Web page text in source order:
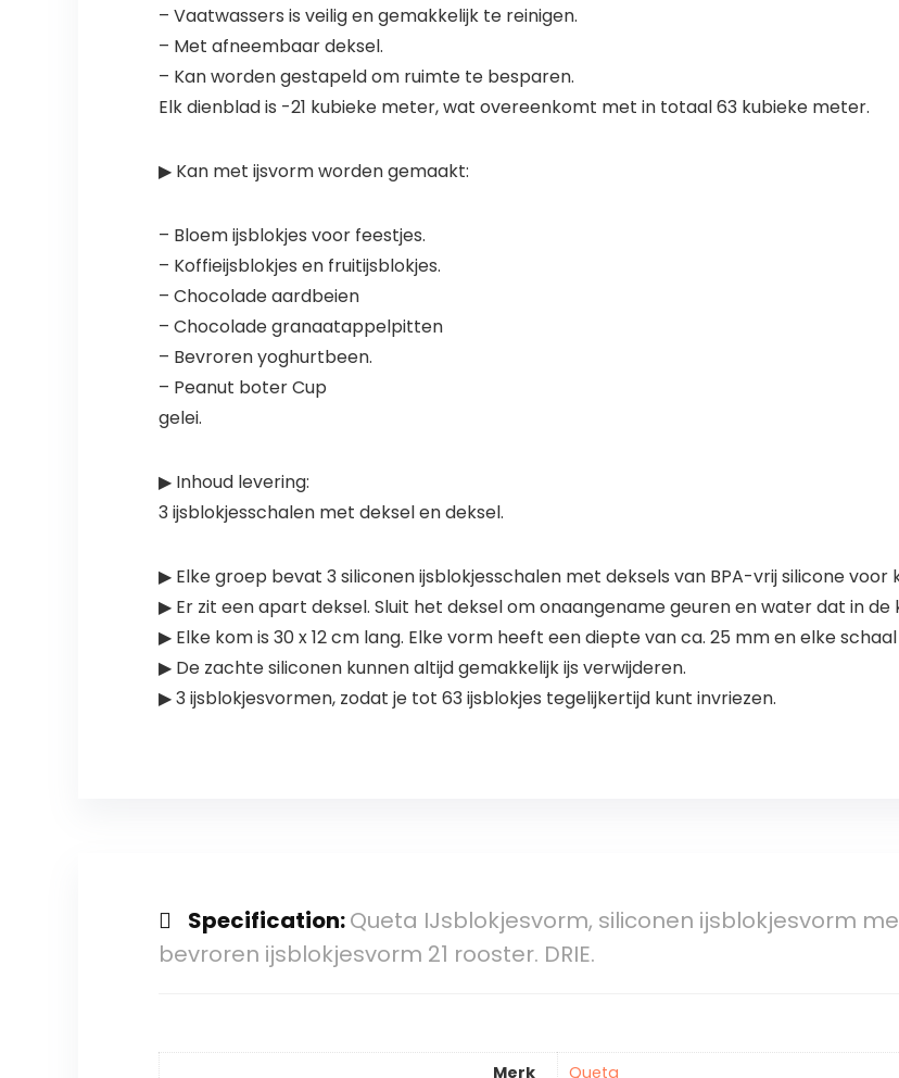
– Vaatwassers is veilig en gemakkelijk te reinigen.
– Met afneembaar deksel.
– Kan worden gestapeld om ruimte te besparen.
Elk dienblad is -21 kubieke meter, wat overeenkomt met in totaal 63 kubieke meter.
▶ Kan met ijsvorm worden gemaakt:
– Bloem ijsblokjes voor feestjes.
– Koffieijsblokjes en fruitijsblokjes.
– Chocolade aardbeien
– Chocolade granaatappelpitten
– Bevroren yoghurtbeen.
– Peanut boter Cup
gelei.
▶ Inhoud levering:
3 ijsblokjesschalen met deksel en deksel.
▶ Elke groep bevat 3 siliconen ijsblokjesschalen met deksels van BPA-vrij silicone
▶ Er zit een apart deksel. Sluit het deksel om onaangename geuren en water dat in de
▶ Elke kom is 30 x 12 cm lang. Elke vorm heeft een diepte van ca. 25 mm en elke
▶ De zachte siliconen kunnen altijd gemakkelijk ijs verwijderen.
▶ 3 ijsblokjesvormen, zodat je tot 63 ijsblokjes tegelijkertijd kunt invriezen.
Specification:Queta IJsblokjesvorm, siliconen ijsblokjesvorm
bevroren ijsblokjesvorm 21 rooster. DRIE.
Merk
Queta